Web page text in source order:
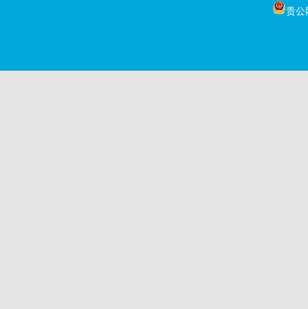
贵公